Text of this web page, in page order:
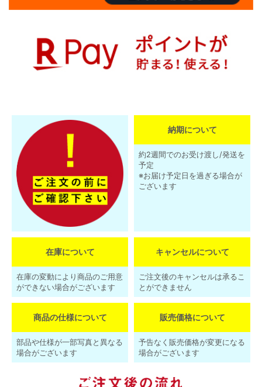
納期について
約2週間でのお受け渡し/発送を
予定
※お届け予定日を過ぎる場合が
ございます
在庫について
在庫の変動により商品のご用意
ができない場合がございます
キャンセルについて
ご注文後のキャンセルは承るこ
とができません
商品の仕様について
部品や仕様が一部写真と異なる
場合がございます
販売価格について
予告なく販売価格が変更になる
場合がございます